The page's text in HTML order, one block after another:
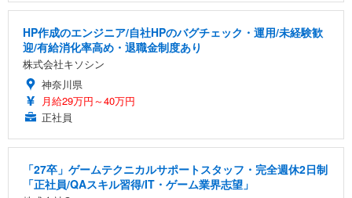
HP作成のエンジニア/自社HPのバグチェック・運用/未経験歓
迎/有給消化率高め・退職金制度あり
株式会社キソシン
神奈川県
月給29万円～40万円
正社員
「27卒」ゲームテクニカルサポートスタッフ・完全週休2日制
「正社員/QAスキル習得/IT・ゲーム業界志望」